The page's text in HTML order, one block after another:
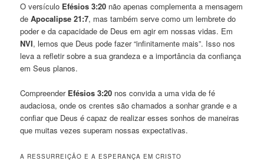
O versículo Efésios 3:20 não apenas complementa a mensagem
deApocalipse 21:7, mas também serve como um lembrete do
poder e da capacidade de Deus em agir em nossas vidas. Em
NVI, lemos que Deus pode fazer “infinitamente mais”. Isso nos
leva a refletir sobre a sua grandeza e a importância da confiança
em Seus planos.
Compreender Efésios 3:20 nos convida a uma vida de fé
audaciosa, onde os crentes são chamados a sonhar grande e a
confiar que Deus é capaz de realizar esses sonhos de maneiras
que muitas vezes superam nossas expectativas.
A RESSURREIÇÃO E A ESPERANÇA EM CRISTO